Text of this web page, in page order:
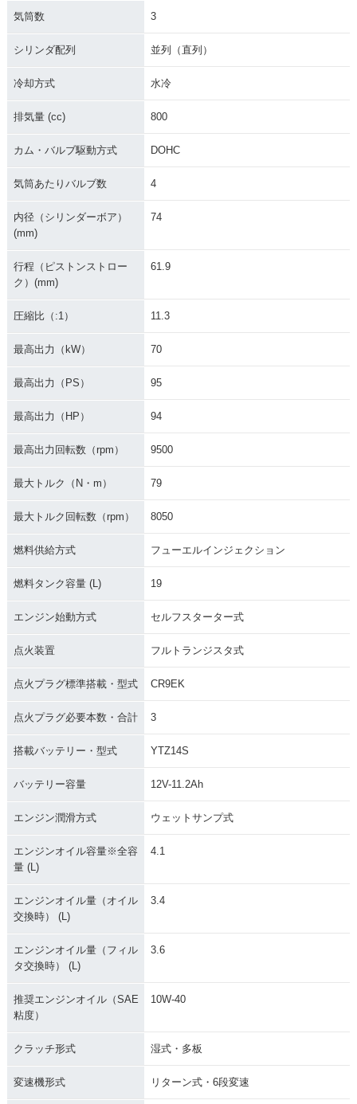
気筒数 3
シリンダ配列 並列（直列）
冷却方式 水冷
排気量 (cc) 800
カム・バルブ駆動方式 DOHC
気筒あたりバルブ数 4
内径（シリンダーボア）
(mm)
74
行程（ピストンストロー
ク）(mm)
61.9
圧縮比（:1） 11.3
最高出力（kW） 70
最高出力（PS） 95
最高出力（HP） 94
最高出力回転数（rpm） 9500
最大トルク（N・m） 79
最大トルク回転数（rpm） 8050
燃料供給方式 フューエルインジェクション
燃料タンク容量 (L) 19
エンジン始動方式 セルフスターター式
点火装置 フルトランジスタ式
点火プラグ標準搭載・型式 CR9EK
点火プラグ必要本数・合計 3
搭載バッテリー・型式 YTZ14S
バッテリー容量 12V-11.2Ah
エンジン潤滑方式 ウェットサンプ式
エンジンオイル容量※全容
量 (L)
4.1
エンジンオイル量（オイル
交換時） (L)
3.4
エンジンオイル量（フィル
タ交換時） (L)
3.6
推奨エンジンオイル（SAE
粘度）
10W-40
クラッチ形式 湿式・多板
変速機形式 リターン式・6段変速